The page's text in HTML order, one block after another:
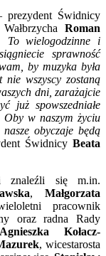
prezydent Świdnicy
Roman
To wielogodzinne i
sprawność
by muzyka była
nie wszyscy zostaną
dni, zarażajcie
już spowszedniałe
Oby w naszym życiu
obyczaje będą
Świdnicy Beata
znaleźli się m.in.
, Małgorzata
pracownik
oraz radna Rady
Agnieszka Kołacz-
, wicestarosta